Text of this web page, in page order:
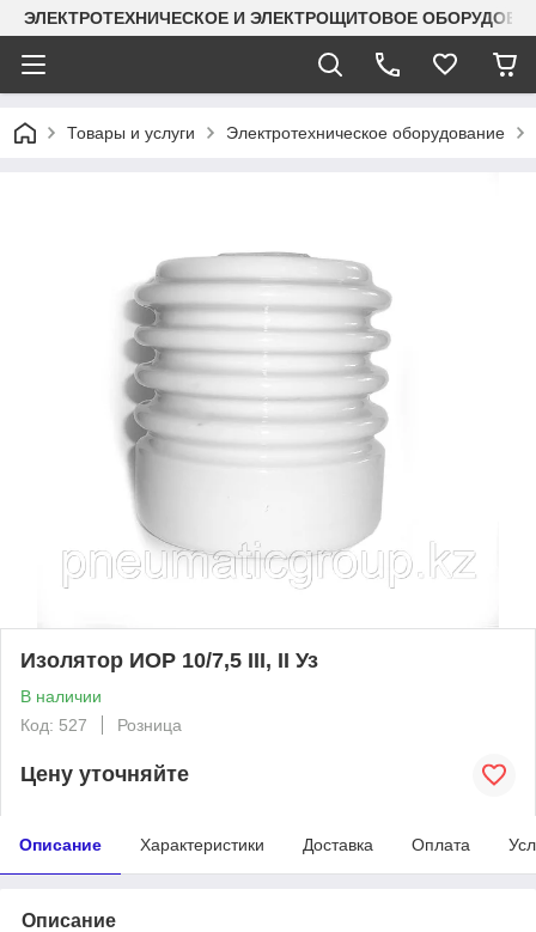
ЭЛЕКТРОТЕХНИЧЕСКОЕ И ЭЛЕКТРОЩИТОВОЕ
Товары и услуги Электротехническое оборудование
Изолятор ИОР 10/7,5 III, II Уз
В наличии
Код: 527
Розница
Цену уточняйте
Описание Характеристики Доставка Оплата
Описание